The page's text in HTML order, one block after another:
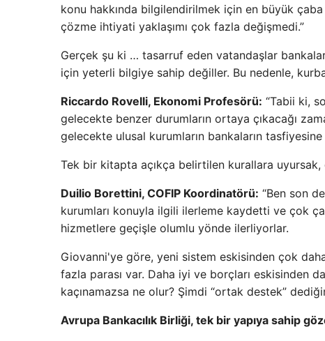
konu hakkında bilgilendirilmek için en büyük
çözme ihtiyati yaklaşımı çok fazla değişmedi.”
Gerçek şu ki … tasarruf eden vatandaşlar
için yeterli bilgiye sahip değiller. Bu nedenle,
Riccardo Rovelli, Ekonomi Profesörü: “Tabii ki,
gelecekte benzer durumların ortaya çıkacağı
gelecekte ulusal kurumların bankaların
Tek bir kitapta açıkça belirtilen kurallara
Duilio Borettini, COFIP Koordinatörü: “Ben son
kurumları konuyla ilgili ilerleme kaydetti ve çok
hizmetlere geçişle olumlu yönde ilerliyorlar.
Giovanni'ye göre, yeni sistem eskisinden çok
fazla parası var. Daha iyi ve borçları eskisinden
kaçınamazsa ne olur? Şimdi “ortak destek”
Avrupa Bankacılık Birliği, tek bir yapıya sahip